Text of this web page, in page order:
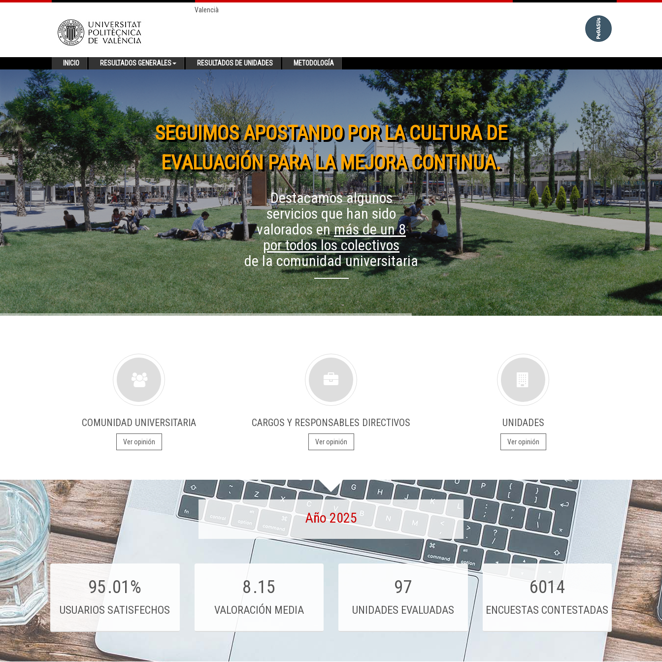
Valencià
INICIO RESULTADOS GENERALES RESULTADOS DE UNIDADES METODOLOGÍA
SEGUIMOS APOSTANDO POR LA CULTURA DE
EVALUACIÓN PARA LA MEJORA CONTINUA.
Destacamos algunos
servicios que han sido
valorados enmás de un 8
por todos los colectivos
de la comunidad universitaria
COMUNIDAD UNIVERSITARIA
Ver opinión
CARGOS Y RESPONSABLES DIRECTIVOS
Ver opinión
UNIDADES
Ver opinión
Año 2025
95.01%
USUARIOS SATISFECHOS
8.15
VALORACIÓN MEDIA
97
UNIDADES EVALUADAS
6014
ENCUESTAS CONTESTADAS